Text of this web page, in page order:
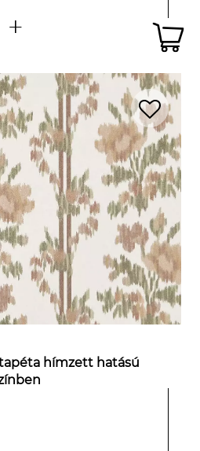
hímzett hatású